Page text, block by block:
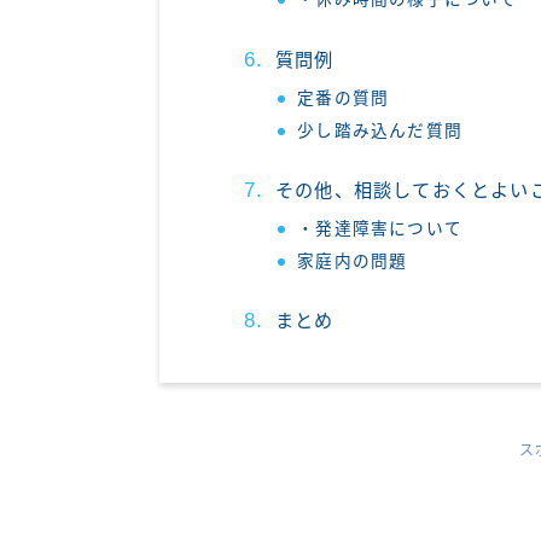
質問例
定番の質問
少し踏み込んだ質問
その他、相談しておくとよい
・発達障害について
家庭内の問題
まとめ
ス